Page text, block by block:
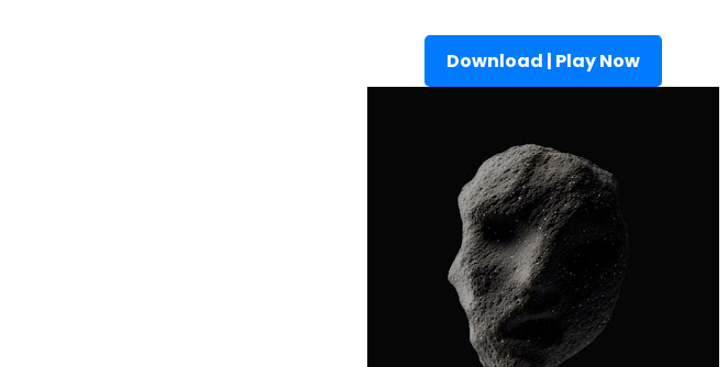
Download | Play Now